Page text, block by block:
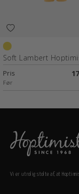
Mimosa
Soft Lambert
Pris
Før
Vi er utrolig stolte af, at